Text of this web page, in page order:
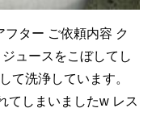
フター ご依頼内容 ク
ュースをこぼしてし
て洗浄しています。
てしまいましたw レス